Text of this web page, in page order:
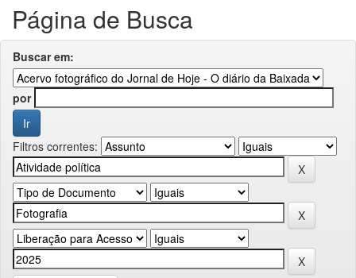
Página de Busca
Buscar em:
por
Filtros correntes: